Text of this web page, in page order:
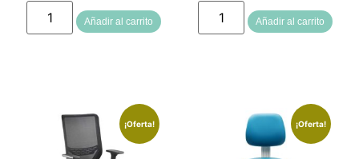
Añadir al carrito Añadir al carrito
¡Oferta! ¡Oferta!